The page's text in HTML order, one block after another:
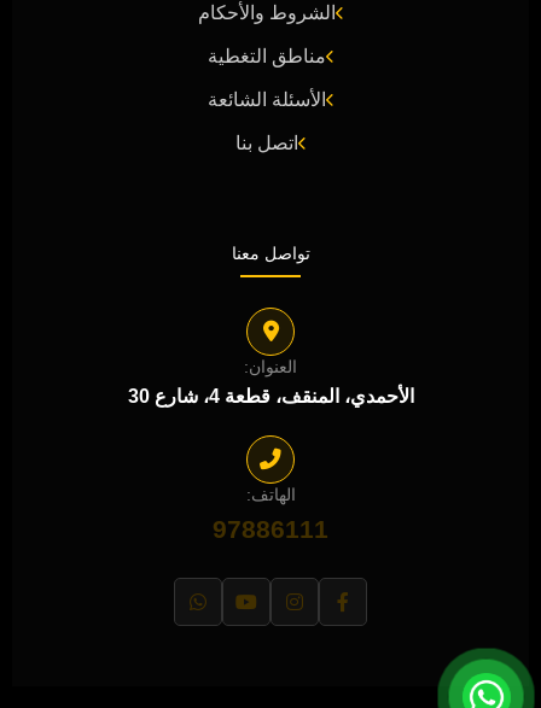
الشروط والأحكام
مناطق التغطية
الأسئلة الشائعة
اتصل بنا
تواصل معنا
العنوان:
الأحمدي، المنقف، قطعة 4، شارع 30
الهاتف:
97886111